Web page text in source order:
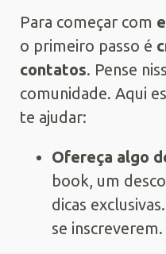
Para começar com
o primeiro passo é
contatos. Pense
comunidade. Aqui
te ajudar:
Ofereça algo
book, um
dicas
se inscreverem.